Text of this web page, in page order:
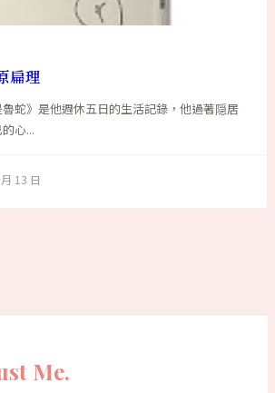
扁理
蛇》是他週休五日的生活記錄，他過著隠居
心...
13 日
Me.